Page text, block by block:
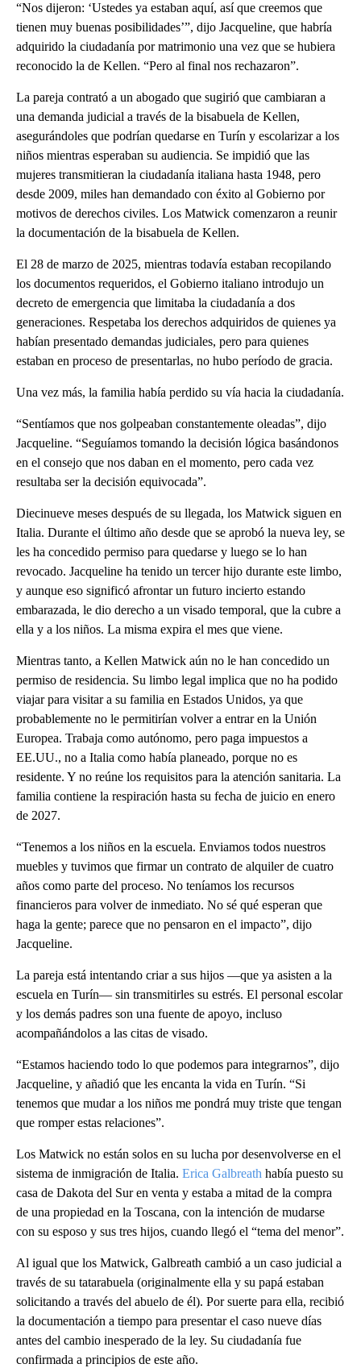
“Nos dijeron: ‘Ustedes ya estaban aquí, así que creemos que
tienen muy buenas posibilidades’”, dijo Jacqueline, que habría
adquirido la ciudadanía por matrimonio una vez que se hubiera
reconocido la de Kellen. “Pero al final nos rechazaron”.
La pareja contrató a un abogado que sugirió que cambiaran a
una demanda judicial a través de la bisabuela de Kellen,
asegurándoles que podrían quedarse en Turín y escolarizar a los
niños mientras esperaban su audiencia. Se impidió que las
mujeres transmitieran la ciudadanía italiana hasta 1948, pero
desde 2009, miles han demandado con éxito al Gobierno por
motivos de derechos civiles. Los Matwick comenzaron a reunir
la documentación de la bisabuela de Kellen.
El 28 de marzo de 2025, mientras todavía estaban recopilando
los documentos requeridos, el Gobierno italiano introdujo un
decreto de emergencia que limitaba la ciudadanía a dos
generaciones. Respetaba los derechos adquiridos de quienes ya
habían presentado demandas judiciales, pero para quienes
estaban en proceso de presentarlas, no hubo período de gracia.
Una vez más, la familia había perdido su vía hacia la ciudadanía.
“Sentíamos que nos golpeaban constantemente oleadas”, dijo
Jacqueline. “Seguíamos tomando la decisión lógica basándonos
en el consejo que nos daban en el momento, pero cada vez
resultaba ser la decisión equivocada”.
Diecinueve meses después de su llegada, los Matwick siguen en
Italia. Durante el último año desde que se aprobó la nueva ley, se
les ha concedido permiso para quedarse y luego se lo han
revocado. Jacqueline ha tenido un tercer hijo durante este limbo,
y aunque eso significó afrontar un futuro incierto estando
embarazada, le dio derecho a un visado temporal, que la cubre a
ella y a los niños. La misma expira el mes que viene.
Mientras tanto, a Kellen Matwick aún no le han concedido un
permiso de residencia. Su limbo legal implica que no ha podido
viajar para visitar a su familia en Estados Unidos, ya que
probablemente no le permitirían volver a entrar en la Unión
Europea. Trabaja como autónomo, pero paga impuestos a
EE.UU., no a Italia como había planeado, porque no es
residente. Y no reúne los requisitos para la atención sanitaria. La
familia contiene la respiración hasta su fecha de juicio en enero
de 2027.
“Tenemos a los niños en la escuela. Enviamos todos nuestros
muebles y tuvimos que firmar un contrato de alquiler de cuatro
años como parte del proceso. No teníamos los recursos
financieros para volver de inmediato. No sé qué esperan que
haga la gente; parece que no pensaron en el impacto”, dijo
Jacqueline.
La pareja está intentando criar a sus hijos —que ya asisten a la
escuela en Turín— sin transmitirles su estrés. El personal escolar
y los demás padres son una fuente de apoyo, incluso
acompañándolos a las citas de visado.
“Estamos haciendo todo lo que podemos para integrarnos”, dijo
Jacqueline, y añadió que les encanta la vida en Turín. “Si
tenemos que mudar a los niños me pondrá muy triste que tengan
que romper estas relaciones”.
Los Matwick no están solos en su lucha por desenvolverse en el
sistema de inmigración de Italia. Erica Galbreath había puesto su
casa de Dakota del Sur en venta y estaba a mitad de la compra
de una propiedad en la Toscana, con la intención de mudarse
con su esposo y sus tres hijos, cuando llegó el “tema del menor”.
Al igual que los Matwick, Galbreath cambió a un caso judicial a
través de su tatarabuela (originalmente ella y su papá estaban
solicitando a través del abuelo de él). Por suerte para ella, recibió
la documentación a tiempo para presentar el caso nueve días
antes del cambio inesperado de la ley. Su ciudadanía fue
confirmada a principios de este año.